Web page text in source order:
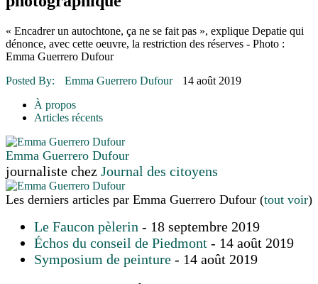
16 juillet 2026
|
16 juillet 2026 | POLITIQUE
16 juillet 2026 | ENVIRONNEMENT
16 juillet 2026 | COMMUNAUTAIRE
« Encadrer un autochtone, ça ne se fait pas », explique Depatie qui
dénonce, avec cette oeuvre, la restriction des réserves - Photo :
Emma Guerrero Dufour
Posted By:
Emma Guerrero Dufour
14 août 2019
À propos
Articles récents
Emma Guerrero Dufour
journaliste chez Journal des citoyens
Les derniers articles par Emma Guerrero Dufour (tout voir)
Le Faucon pèlerin - 18 septembre 2019
Échos du conseil de Piedmont - 14 août 2019
Symposium de peinture - 14 août 2019